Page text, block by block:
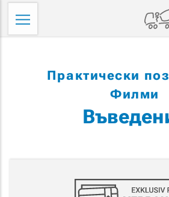
Skip
content
Практически
Филми